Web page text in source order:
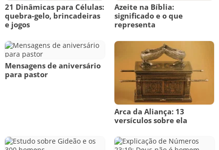
21 Dinâmicas para Células:
quebra-gelo, brincadeiras
e jogos
Azeite na Bíblia:
significado e o que
representa
Mensagens de aniversário
para pastor
Arca da Aliança: 13
versículos sobre ela